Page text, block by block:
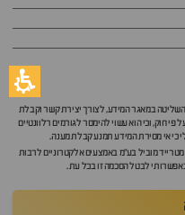
במאגר המידע, לצורך יצירת קשר וקבלת
פי חוק, וכי הוא עשוי להימסר לגורמים רלוונטיים
כי אי מסירת המידע תמנע קבלת מענה.
מוביל בע"מ באמצעים אלקטרוניים לרבות